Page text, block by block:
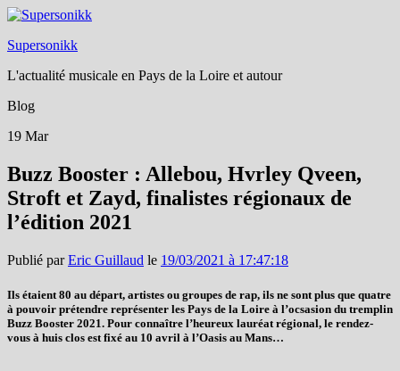
Supersonikk
L'actualité musicale en Pays de la Loire et autour
Blog
19 Mar
Buzz Booster : Allebou, Hvrley Qveen,
Stroft et Zayd, finalistes régionaux de
l’édition 2021
Publié parEric Guillaud le 19/03/2021 à 17:47:18
Ils étaient 80 au départ, artistes ou groupes de rap, ils ne sont plus que quatre
à pouvoir prétendre représenter les Pays de la Loire à l’ocsasion du tremplin
Buzz Booster 2021. Pour connaître l’heureux lauréat régional, le rendez-
vous à huis clos est fixé au 10 avril à l’Oasis au Mans…